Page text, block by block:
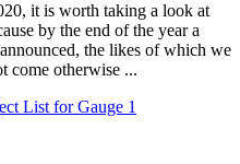
it is worth taking a look at
by the end of the year a
the likes of which we
come otherwise ...
List for Gauge 1